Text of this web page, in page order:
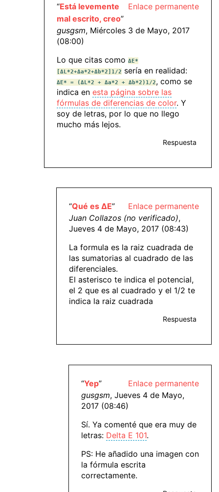
Enlace permanente
“Está levemente
mal escrito, creo”
gusgsm, Miércoles 3 de Mayo, 2017
(08:00)
Lo que citas como ΔE*
[ΔL*2+Δa*2+Δb*2]1/2 sería en realidad:
ΔE* = (ΔL*2 + Δa*2 + Δb*2)1/2, como se
indica en esta página sobre las
fórmulas de diferencias de color. Y
soy de letras, por lo que no llego
mucho más lejos.
Respuesta
Enlace permanente
“Qué es ΔE”
Juan Collazos (no verificado),
Jueves 4 de Mayo, 2017 (08:43)
La formula es la raiz cuadrada de
las sumatorias al cuadrado de las
diferenciales.
El asterisco te indica el potencial,
el 2 que es al cuadrado y el 1/2 te
indica la raiz cuadrada
Respuesta
Enlace permanente
“Yep”
gusgsm, Jueves 4 de Mayo,
2017 (08:46)
Sí. Ya comenté que era muy de
letras: Delta E 101.
PS: He añadido una imagen con
la fórmula escrita
correctamente.